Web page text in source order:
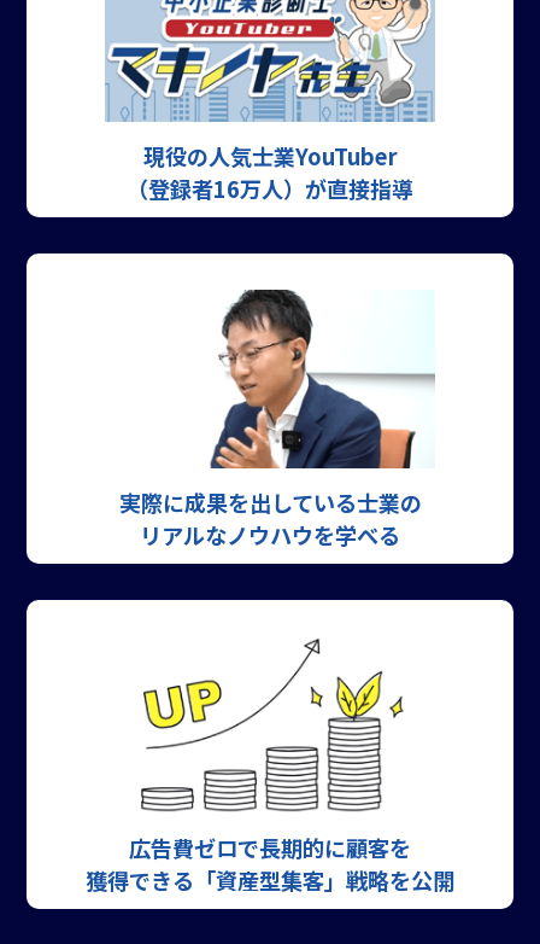
現役の人気士業YouTuber
（登録者16万人） が直接指導
実際に成果を出している士業の
リアルなノウハウを学べる
広告費ゼロで長期的に顧客を
獲得できる 「資産型集客」戦略を公開